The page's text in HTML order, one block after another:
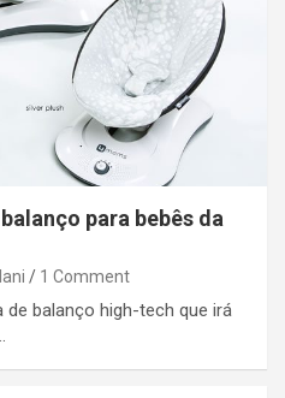
para bebês da
1 Comment
balanço high-tech que irá